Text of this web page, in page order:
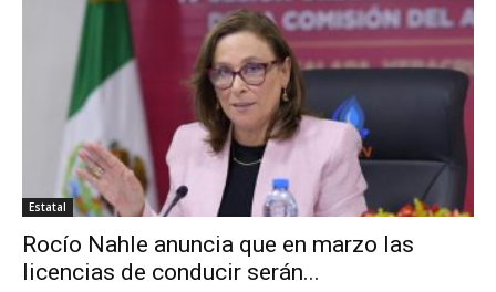
Estatal
Rocío Nahle anuncia que en marzo las
licencias de conducir serán...